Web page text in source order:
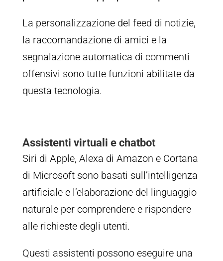
La personalizzazione del feed di notizie,
la raccomandazione di amici e la
segnalazione automatica di commenti
offensivi sono tutte funzioni abilitate da
questa tecnologia.
Assistenti virtuali e chatbot
Siri di Apple, Alexa di Amazon e Cortana
di Microsoft sono basati sull’intelligenza
artificiale e l’elaborazione del linguaggio
naturale per comprendere e rispondere
alle richieste degli utenti.
Questi assistenti possono eseguire una